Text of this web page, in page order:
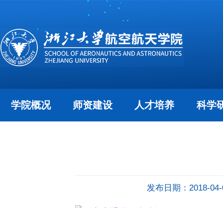
学院概况 师资建设 人才培养 科学
发布日期：2018-